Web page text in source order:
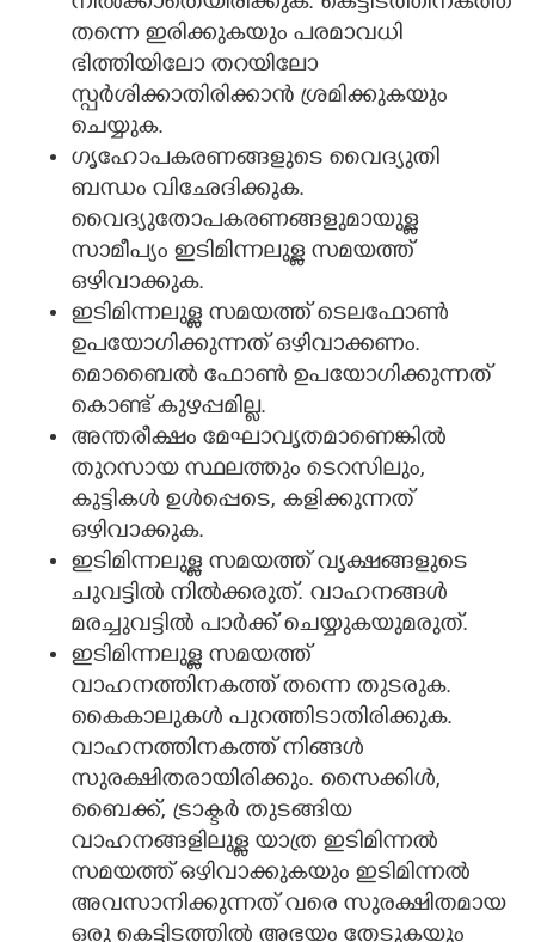
തന്നെ ഇരിക്കുകയും പരമാവധി
ഭിത്തിയിലോ തറയിലോ
സ്പർശിക്കാതിരിക്കാൻ ശ്രമിക്കുകയും
ചെയ്യുക.
ഗൃഹോപകരണങ്ങളുടെ വൈദ്യുതി
ബന്ധം വിഛേദിക്കുക.
വൈദ്യുതോപകരണങ്ങളുമായുള്ള
സാമീപ്യം ഇടിമിന്നലുള്ള സമയത്ത്
ഒഴിവാക്കുക.
ഇടിമിന്നലുള്ള സമയത്ത് ടെലഫോൺ
ഉപയോഗിക്കുന്നത് ഒഴിവാക്കണം.
മൊബൈൽ ഫോൺ ഉപയോഗിക്കുന്നത്
കൊണ്ട് കുഴപ്പമില്ല.
അന്തരീക്ഷം മേഘാവൃതമാണെങ്കിൽ
തുറസായ സ്ഥലത്തും ടെറസിലും,
കുട്ടികൾ ഉൾപ്പെടെ, കളിക്കുന്നത്
ഒഴിവാക്കുക.
ഇടിമിന്നലുള്ള സമയത്ത് വൃക്ഷങ്ങളുടെ
ചുവട്ടിൽ നിൽക്കരുത്‌. വാഹനങ്ങൾ
മരച്ചുവട്ടിൽ പാർക്ക് ചെയ്യുകയുമരുത്.
ഇടിമിന്നലുള്ള സമയത്ത്
വാഹനത്തിനകത്ത് തന്നെ തുടരുക.
കൈകാലുകൾ പുറത്തിടാതിരിക്കുക.
വാഹനത്തിനകത്ത് നിങ്ങൾ
സുരക്ഷിതരായിരിക്കും. സൈക്കിൾ,
ബൈക്ക്, ട്രാക്ടർ തുടങ്ങിയ
വാഹനങ്ങളിലുള്ള യാത്ര ഇടിമിന്നൽ
സമയത്ത് ഒഴിവാക്കുകയും ഇടിമിന്നൽ
അവസാനിക്കുന്നത് വരെ സുരക്ഷിതമായ